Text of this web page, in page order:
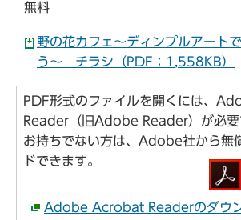
無料
野の花カフェ～ディンプルアート
う～ チラシ（PDF：1,558KB）
PDF形式のファイルを開くには、
Reader（旧Adobe Reader）が必要
お持ちでない方は、Adobe社から無
ドできます。
Adobe Acrobat Readerのダウ